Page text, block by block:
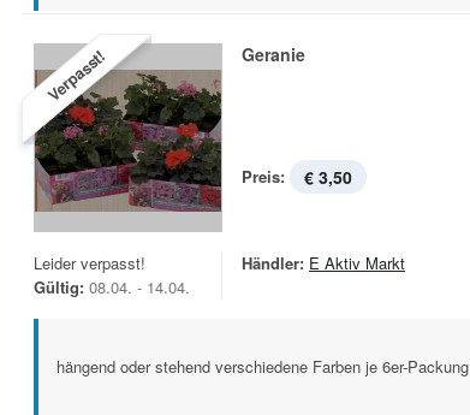
Verpasst! Geranie
Preis: € 3,50
Leider verpasst!
Gültig: 08.04. - 14.04.
Händler: E Aktiv Markt
hängend oder stehend verschiedene Farben je 6er-Packung